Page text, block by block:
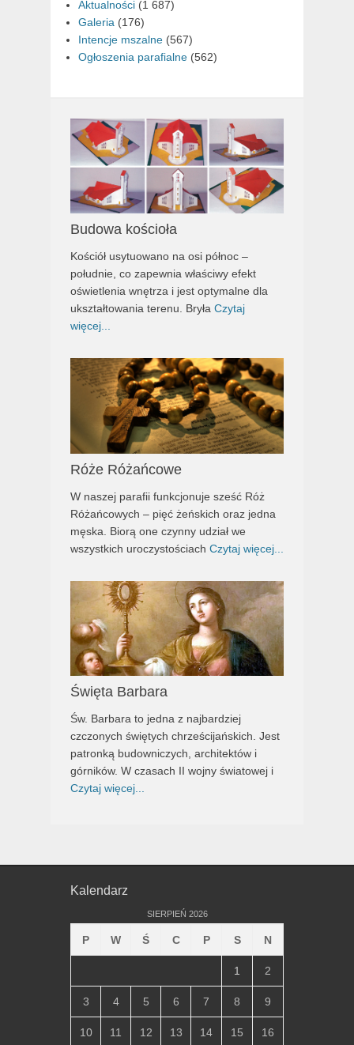
Aktualności (1 687)
Galeria (176)
Intencje mszalne (567)
Ogłoszenia parafialne (562)
Budowa kościoła
Kościół usytuowano na osi północ –
południe, co zapewnia właściwy efekt
oświetlenia wnętrza i jest optymalne dla
ukształtowania terenu. Bryła Czytaj
więcej...
Róże Różańcowe
W naszej parafii funkcjonuje sześć Róż
Różańcowych – pięć żeńskich oraz jedna
męska. Biorą one czynny udział we
wszystkich uroczystościach Czytaj więcej...
Święta Barbara
Św. Barbara to jedna z najbardziej
czczonych świętych chrześcijańskich. Jest
patronką budowniczych, architektów i
górników. W czasach II wojny światowej i
Czytaj więcej...
Kalendarz
SIERPIEŃ 2026
P W Ś C P S N
1 2
3 4 5 6 7 8 9
10 11 12 13 14 15 16